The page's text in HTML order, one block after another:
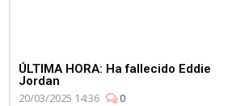
ÚLTIMA HORA: Ha fallecido Eddie
Jordan
20/03/2025 14:36
0